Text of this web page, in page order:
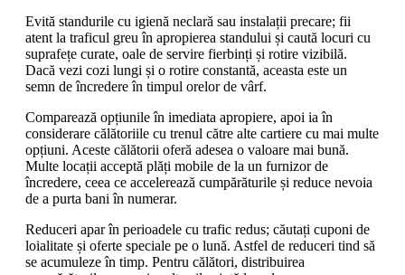
Evită standurile cu igienă neclară sau instalații precare; fii
atent la traficul greu în apropierea standului și caută locuri cu
suprafețe curate, oale de servire fierbinți și rotire vizibilă.
Dacă vezi cozi lungi și o rotire constantă, aceasta este un
semn de încredere în timpul orelor de vârf.
Comparează opțiunile în imediata apropiere, apoi ia în
considerare călătoriile cu trenul către alte cartiere cu mai multe
opțiuni. Aceste călătorii oferă adesea o valoare mai bună.
Multe locații acceptă plăți mobile de la un furnizor de
încredere, ceea ce accelerează cumpărăturile și reduce nevoia
de a purta bani în numerar.
Reduceri apar în perioadele cu trafic redus; căutați cuponi de
loialitate și oferte speciale pe o lună. Astfel de reduceri tind să
se acumuleze în timp. Pentru călători, distribuirea